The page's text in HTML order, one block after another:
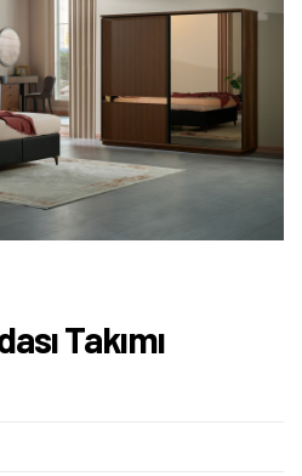
Takımı